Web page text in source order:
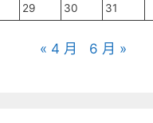
29 30 31
« 4 月 6 月 »